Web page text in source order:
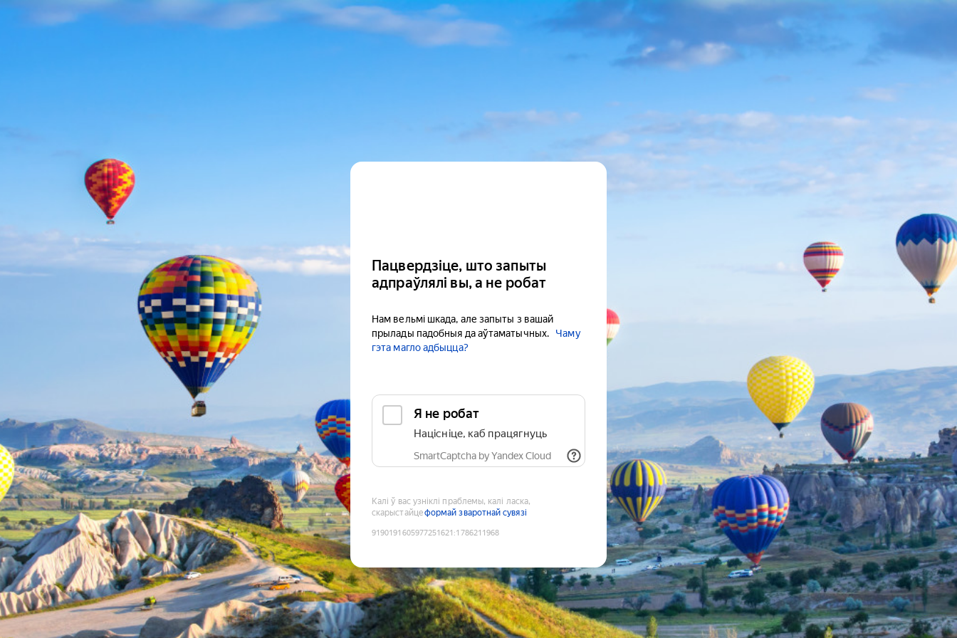
Пацвердзіце, што запыты
адпраўлялі вы, а не робат
Нам вельмі шкада, але запыты з вашай
прылады падобныя да аўтаматычных.
Чаму
гэта магло адбыцца?
Я не робат
Націсніце, каб працягнуць
SmartCaptcha by Yandex Cloud
Калі ў вас узніклі праблемы, калі ласка,
скарыстайцеформай зваротнай сувязі
9190191605977251621 :1786211968